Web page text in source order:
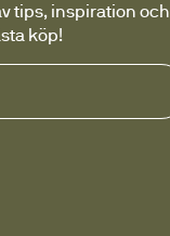
tips, inspiration och
köp!